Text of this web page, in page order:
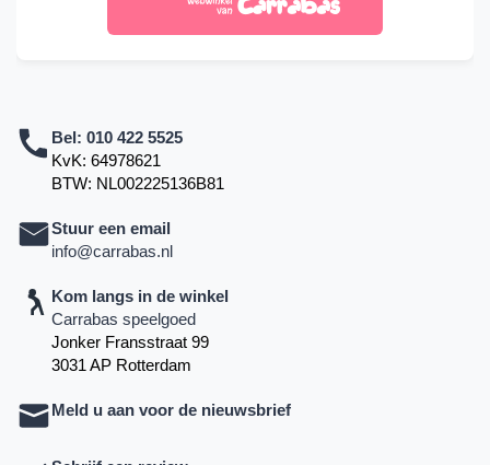
Bel: 010 422 5525
KvK: 64978621
BTW: NL002225136B81
Stuur een email
info@carrabas.nl
Kom langs in de winkel
Carrabas speelgoed
Jonker Fransstraat 99
3031 AP Rotterdam
Meld u aan voor de nieuwsbrief